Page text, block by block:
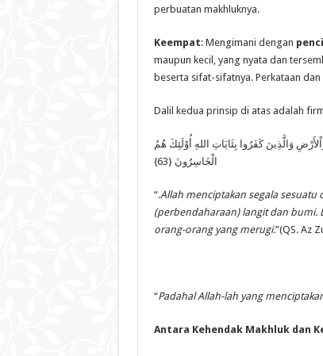
perbuatan makhluknya.
Keempat: Mengimani dengan
maupun kecil, yang nyata dan
beserta sifat-sifatnya. Perkataan
Dalil kedua prinsip di atas adalah
لَّهُ مَقَالِيدُ السَّمَاوَاتِ وَاْلأَرْضِ وَالَّذِينَ كَفَرُوا بِئَايَاتِ اللهِ أُوْلَئِكَ هُمُ
الْخَاسِرُونَ {63}
“.Allah menciptakan segala sesuatu
(perbendaharaan) langit dan bumi.
orang-orang yang merugi.”(QS. Az
“Padahal Allah-lah yang
Antara Kehendak Makhluk dan